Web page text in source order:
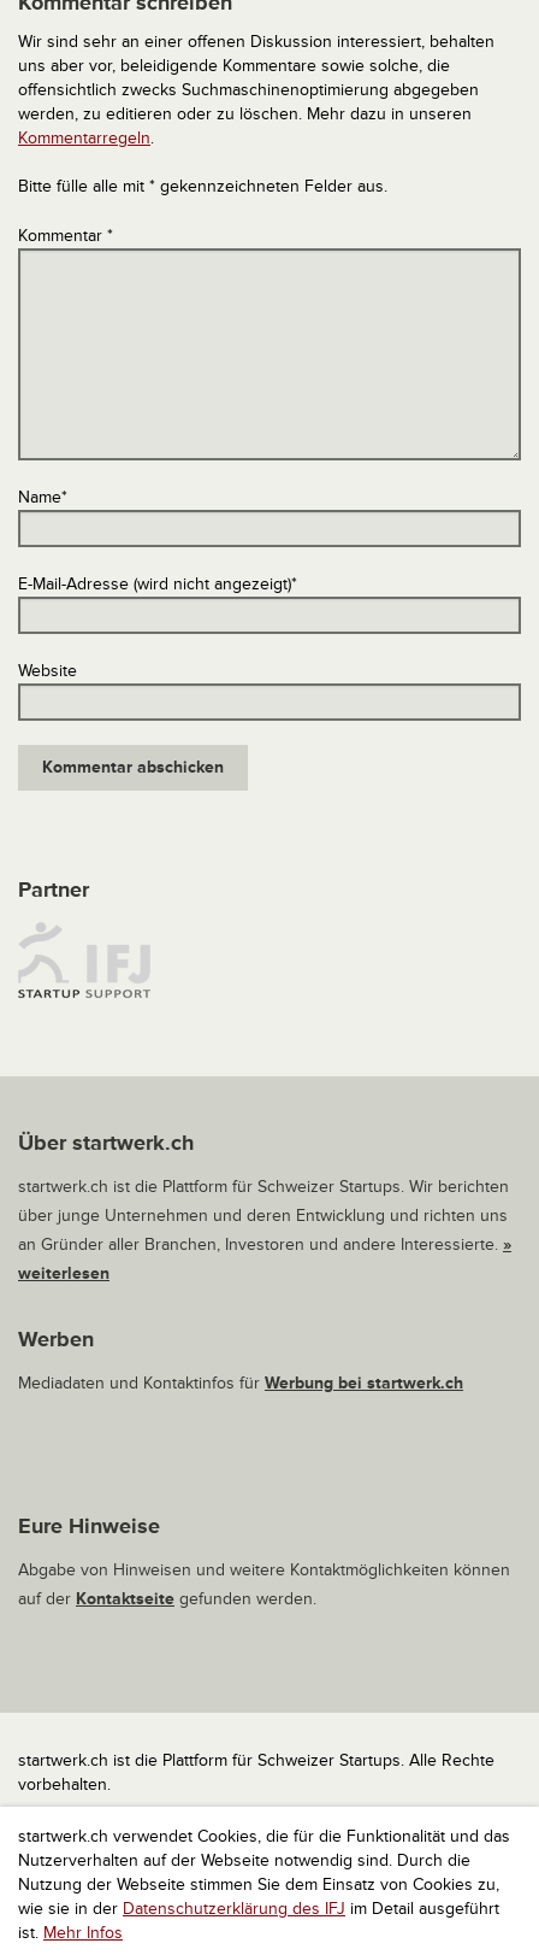
startwerk.ch verwendet Cookies, die für die Funktionalität und das
Nutzerverhalten auf der Webseite notwendig sind. Durch die
Nutzung der Webseite stimmen Sie dem Einsatz von Cookies zu,
wie sie in der Datenschutzerklärung des IFJ im Detail ausgeführt
ist. Mehr Infos
Wir sind sehr an einer offenen Diskussion interessiert, behalten
uns aber vor, beleidigende Kommentare sowie solche, die
offensichtlich zwecks Suchmaschinenoptimierung abgegeben
werden, zu editieren oder zu löschen. Mehr dazu in unseren
Kommentarregeln.
Bitte fülle alle mit * gekennzeichneten Felder aus.
Kommentar *
Name*
E-Mail-Adresse (wird nicht angezeigt)*
Website
Partner
Über startwerk.ch
startwerk.ch ist die Plattform für Schweizer Startups. Wir berichten
über junge Unternehmen und deren Entwicklung und richten uns
an Gründer aller Branchen, Investoren und andere Interessierte. »
weiterlesen
Werben
Mediadaten und Kontaktinfos für Werbung bei startwerk.ch
Eure Hinweise
Abgabe von Hinweisen und weitere Kontaktmöglichkeiten können
auf der Kontaktseite gefunden werden.
startwerk.ch ist die Plattform für Schweizer Startups. Alle Rechte
vorbehalten.
Impressum
Kontakt
nach oben